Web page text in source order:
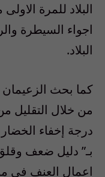
اجواء السيطرة
البلاد.
كما بحث الزعيمان
من خلال التقليل
درجة إخفاء
بـ” دليل ضعف
اعمال العنف في